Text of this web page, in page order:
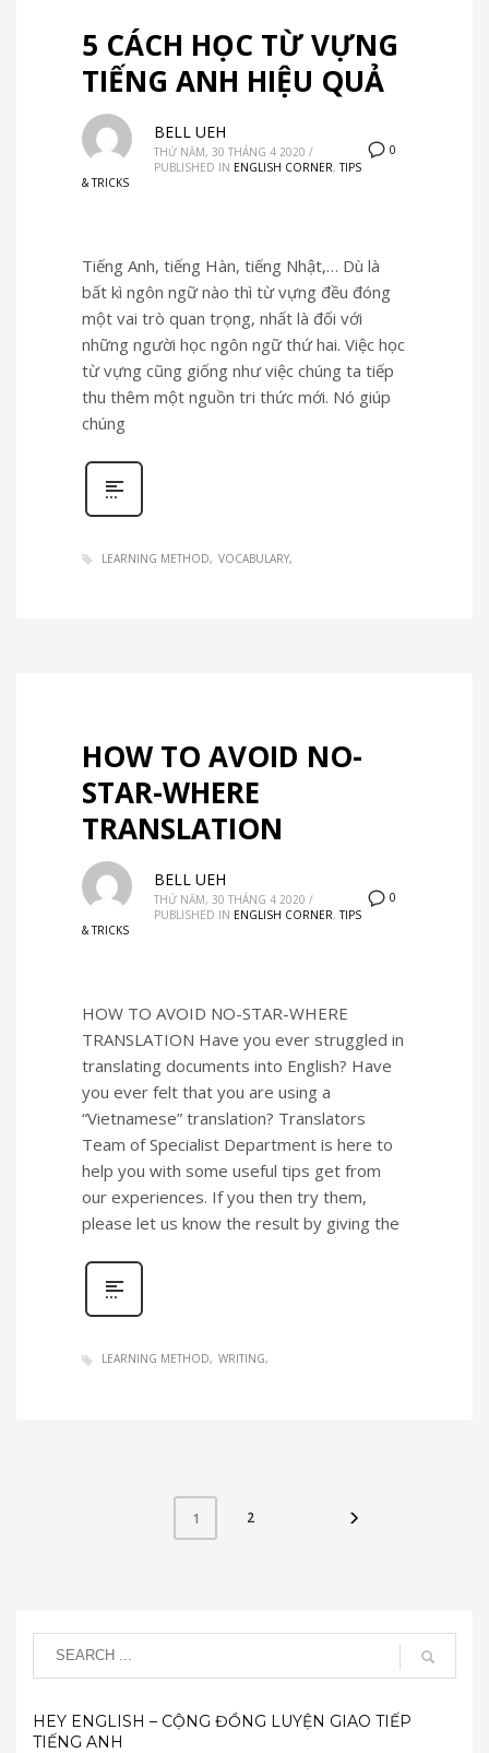
5 CÁCH HỌC TỪ VỰNG
TIẾNG ANH HIỆU QUẢ
0
BELL UEH
THỨ NĂM, 30 THÁNG 4 2020 /
PUBLISHED IN ENGLISH CORNER,TIPS
& TRICKS
Tiếng Anh, tiếng Hàn, tiếng Nhật,… Dù là
bất kì ngôn ngữ nào thì từ vựng đều đóng
một vai trò quan trọng, nhất là đối với
những người học ngôn ngữ thứ hai. Việc học
từ vựng cũng giống như việc chúng ta tiếp
thu thêm một nguồn tri thức mới. Nó giúp
chúng
LEARNING METHOD VOCABULARY
HOW TO AVOID NO-
STAR-WHERE
TRANSLATION
0
BELL UEH
THỨ NĂM, 30 THÁNG 4 2020 /
PUBLISHED IN ENGLISH CORNER,TIPS
& TRICKS
HOW TO AVOID NO-STAR-WHERE
TRANSLATION Have you ever struggled in
translating documents into English? Have
you ever felt that you are using a
“Vietnamese” translation? Translators
Team of Specialist Department is here to
help you with some useful tips get from
our experiences. If you then try them,
please let us know the result by giving the
LEARNING METHOD WRITING
1 2
HEY ENGLISH – CỘNG ĐỒNG LUYỆN GIAO TIẾP
TIẾNG ANH